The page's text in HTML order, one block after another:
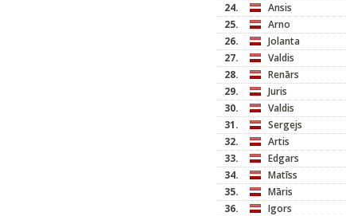
24.
Ansis
25.
Arno
26.
Jolanta
27.
Valdis
28.
Renārs
29.
Juris
30.
Valdis
31.
Sergejs
32.
Artis
33.
Edgars
34.
Matīss
35.
Māris
36.
Igors